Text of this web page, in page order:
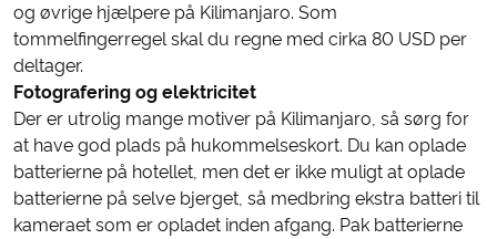
og øvrige hjælpere på Kilimanjaro. Som
tommelfingerregel skal du regne med cirka 80 USD per
deltager.
Fotografering og elektricitet
Der er utrolig mange motiver på Kilimanjaro, så sørg for
at have god plads på hukommelseskort. Du kan oplade
batterierne på hotellet, men det er ikke muligt at oplade
batterierne på selve bjerget, så medbring ekstra batteri til
kameraet som er opladet inden afgang. Pak batterierne